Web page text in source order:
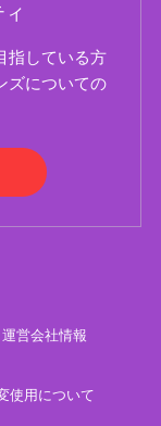
指している方
ズについての
運営会社情報
使用について